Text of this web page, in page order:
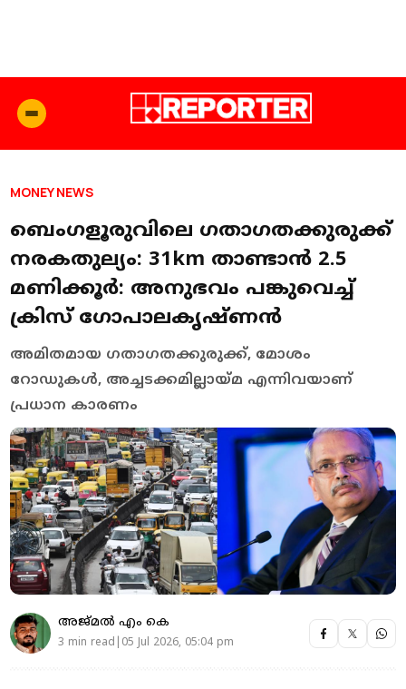
MONEY NEWS
ബെംഗളൂരുവിലെ ഗതാഗതക്കുരുക്ക്
നരകതുല്യം: 31km താണ്ടാൻ 2.5
മണിക്കൂർ: അനുഭവം പങ്കുവെച്ച്
ക്രിസ് ഗോപാലകൃഷ്ണന്‍
അമിതമായ ഗതാഗതക്കുരുക്ക്, മോശം
റോഡുകൾ, അച്ചടക്കമില്ലായ്മ എന്നിവയാണ്
പ്രധാന കാരണം
അജ്മല്‍ എം കെ
3 min read|05 Jul 2026, 05:04 pm